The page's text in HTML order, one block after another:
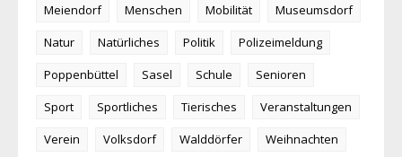
Meiendorf
Menschen Mobilität
Museumsdorf
Natur
Natürliches Politik
Polizeimeldung
Poppenbüttel
Sasel Schule
Senioren
Sport
Sportliches Tierisches
Veranstaltungen
Verein
Volksdorf Walddörfer
Weihnachten